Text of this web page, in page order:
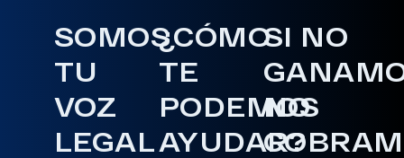
SOMOS
TU
VOZ
LEGAL
¿CÓMO
TE
PODEMOS
AYUDAR?
SI NO
NO